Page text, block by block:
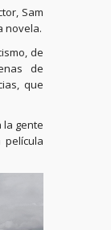
Sam
novela.
de
de
que
la gente